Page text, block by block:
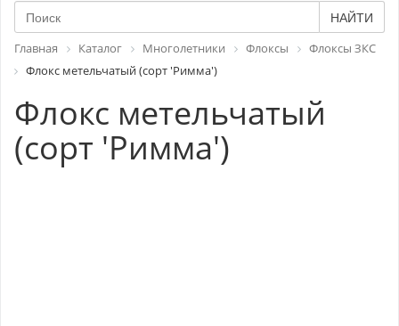
НАЙТИ
Главная Каталог Многолетники Флоксы
Флоксы ЗКС
Флокс метельчатый (сорт 'Римма')
Флокс метельчатый
(сорт 'Римма')